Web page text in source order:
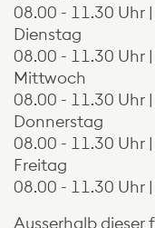
08.00 - 11.30 Uhr
Dienstag
08.00 - 11.30 Uhr
Mittwoch
08.00 - 11.30 Uhr
Donnerstag
08.00 - 11.30 Uhr
Freitag
08.00 - 11.30 Uhr
Ausserhalb dieser